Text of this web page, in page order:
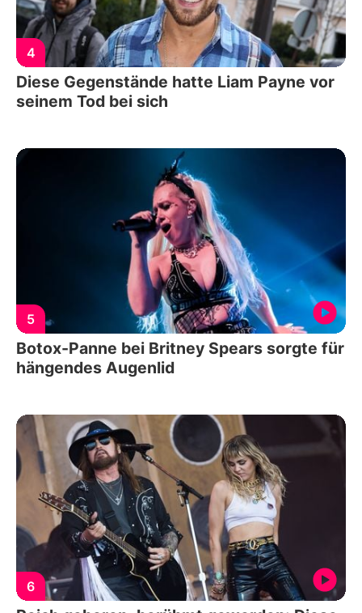
4
Diese Gegenstände hatte Liam Payne vor
seinem Tod bei sich
5
Botox-Panne bei Britney Spears sorgte für
hängendes Augenlid
6